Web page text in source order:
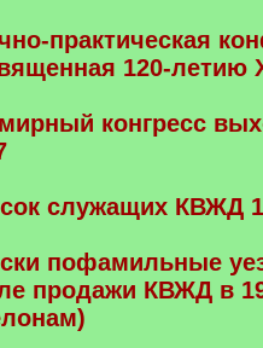
практическая
120-летию
конгресс
служащих КВЖД
пофамильные
продажи КВЖД в